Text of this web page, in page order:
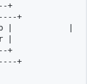
+
+
|            |
|
+
+